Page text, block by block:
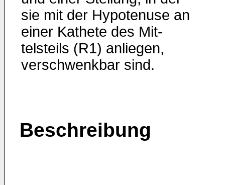
sie mit der Hypotenuse an
einer Kathete des Mit­
telsteils (R1) anliegen,
verschwenkbar sind.
Beschreibung